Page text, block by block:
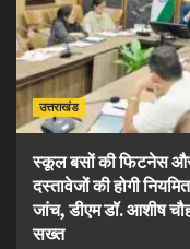
उत्तराखंड
स्कूल बसों की फिटनेस
दस्तावेजों की होगी नियमित
जांच, डीएम डॉ. आशीष
सख्त